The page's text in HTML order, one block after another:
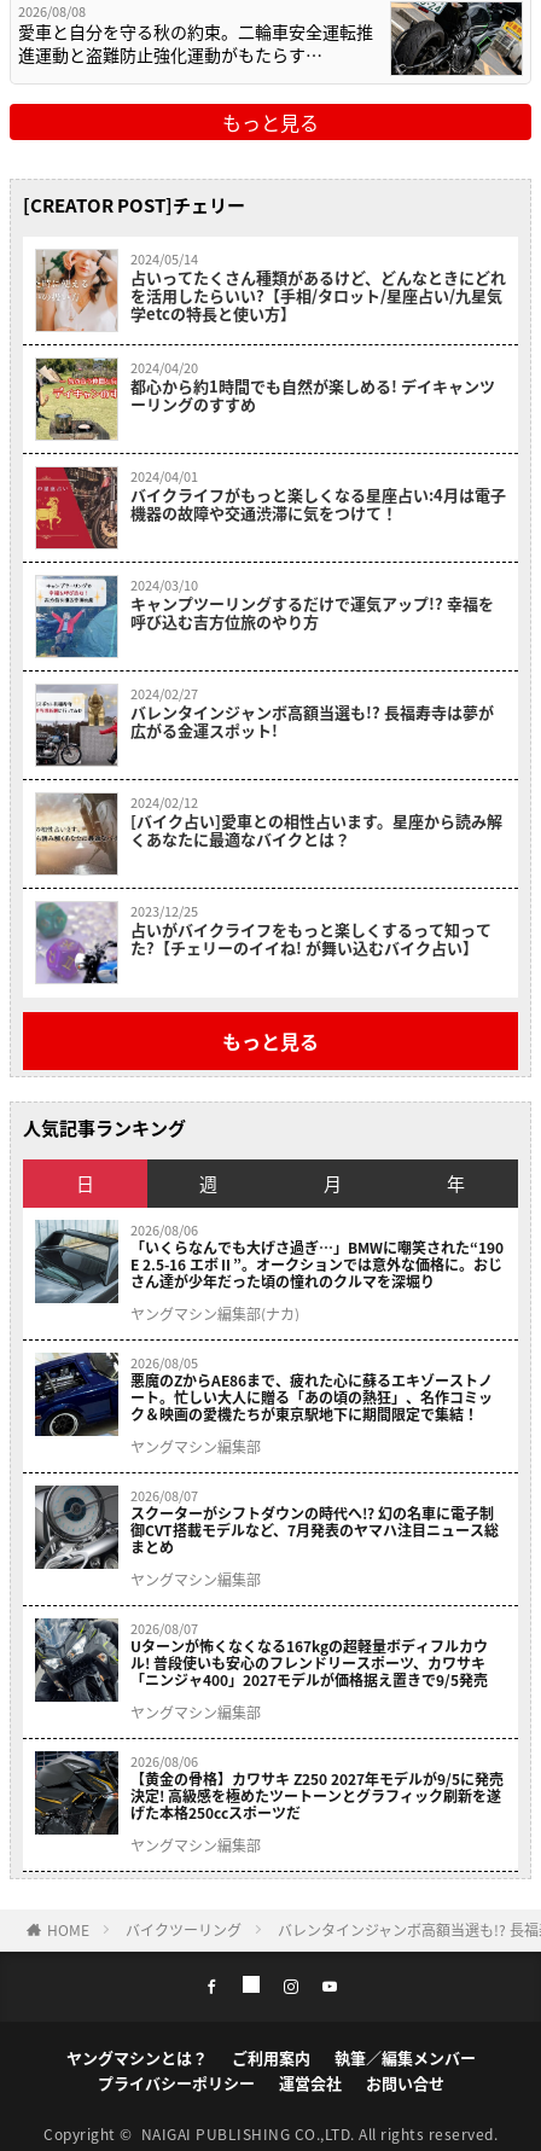
2026/08/08
愛車と自分を守る秋の約束。二輪車安全運転推
進運動と盗難防止強化運動がもたらす…
もっと見る
[CREATOR POST]チェリー
2024/05/14
占いってたくさん種類があるけど、どんなときにどれ
を活用したらいい?【手相/タロット/星座占い/九星気
学etcの特長と使い方】
2024/04/20
都心から約1時間でも自然が楽しめる! デイキャンツ
ーリングのすすめ
2024/04/01
バイクライフがもっと楽しくなる星座占い:4月は電子
機器の故障や交通渋滞に気をつけて！
2024/03/10
キャンプツーリングするだけで運気アップ!? 幸福を
呼び込む吉方位旅のやり方
2024/02/27
バレンタインジャンボ高額当選も!? 長福寿寺は夢が
広がる金運スポット!
2024/02/12
[バイク占い]愛車との相性占います。星座から読み解
くあなたに最適なバイクとは？
2023/12/25
占いがバイクライフをもっと楽しくするって知って
た?【チェリーのイイね! が舞い込むバイク占い】
もっと見る
人気記事ランキング
日 週 月 年
2026/08/06
「いくらなんでも大げさ過ぎ…」BMWに嘲笑された“190
E 2.5-16 エボⅡ”。オークションでは意外な価格に。おじ
さん達が少年だった頃の憧れのクルマを深堀り
ヤングマシン編集部(ナカ)
2026/08/05
悪魔のZからAE86まで、疲れた心に蘇るエキゾーストノ
ート。忙しい大人に贈る「あの頃の熱狂」、名作コミッ
ク＆映画の愛機たちが東京駅地下に期間限定で集結！
ヤングマシン編集部
2026/08/07
スクーターがシフトダウンの時代へ!? 幻の名車に電子制
御CVT搭載モデルなど、7月発表のヤマハ注目ニュース総
まとめ
ヤングマシン編集部
2026/08/07
Uターンが怖くなくなる167kgの超軽量ボディフルカウ
ル! 普段使いも安心のフレンドリースポーツ、カワサキ
「ニンジャ400」2027モデルが価格据え置きで9/5発売
ヤングマシン編集部
2026/08/06
【黄金の骨格】カワサキ Z250 2027年モデルが9/5に発売
決定! 高級感を極めたツートーンとグラフィック刷新を遂
げた本格250ccスポーツだ
ヤングマシン編集部
HOME バイクツーリング バレンタインジャンボ高額当選も!? 長
ヤングマシンとは？ ご利用案内
執筆／編集メンバー
プライバシーポリシー
運営会社 お問い合せ
Copyright © NAIGAI PUBLISHING CO.,LTD. All rights reserved.